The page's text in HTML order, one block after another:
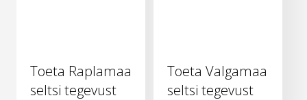
Toeta Raplamaa
seltsi tegevust
Toeta Valgamaa
seltsi tegevust